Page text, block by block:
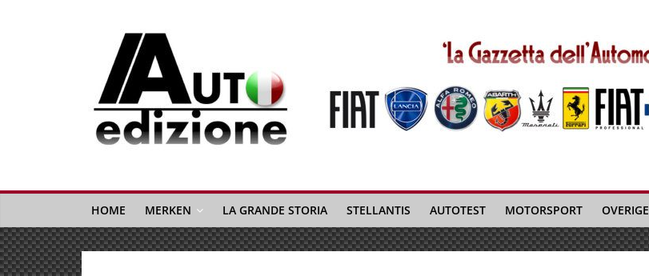
Auto
Edizione
La
Gazetta
dell'Automobile
Italiana
|
HOME MERKEN LA GRANDE STORIA STELLANTIS AUTOTEST MOTORSPORT OVERIGE